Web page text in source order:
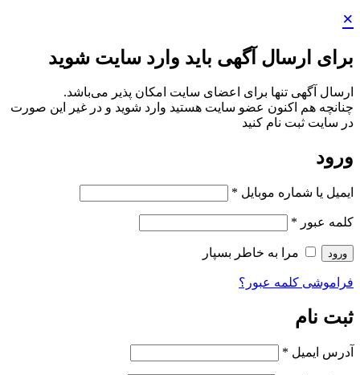
×
برای ارسال آگهی باید وارد سایت شوید
ارسال آگهی تنها برای اعضای سایت امکان پذیر می‌باشد.
چنانچه هم‌ اکنون عضو سایت هستید وارد شوید و در غیر این صورت
در سایت ثبت نام کنید
ورود
ایمیل یا شماره موبایل *
کلمه عبور *
ورود مرا به خاطر بسپار
فراموشی کلمه عبور؟
ثبت نام
آدرس ایمیل *